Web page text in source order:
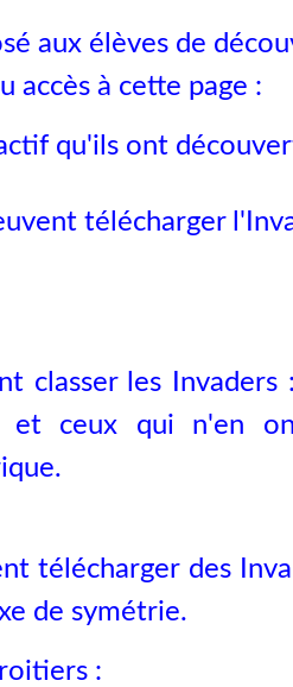
aux élèves de
accès à cette page :
qu'ils ont
télécharger
classer les
et ceux qui n'en
télécharger des
de symétrie.
: